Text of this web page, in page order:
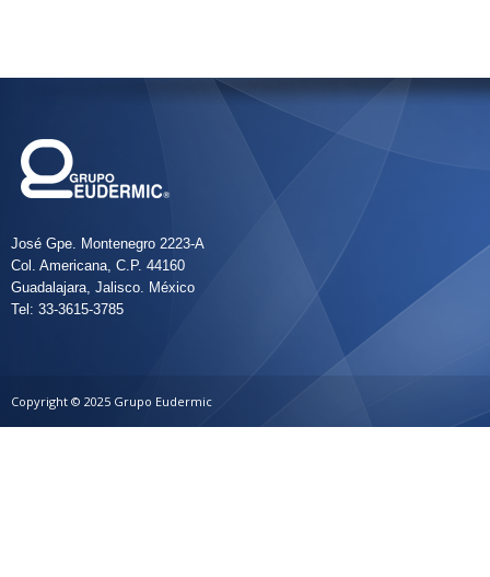
José Gpe. Montenegro 2223-A
Col. Americana, C.P. 44160
Guadalajara, Jalisco. México
Tel: 33-3615-3785
Copyright © 2025 Grupo Eudermic